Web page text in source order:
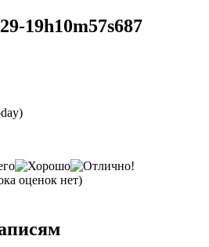
19h10m57s687
оценок нет)